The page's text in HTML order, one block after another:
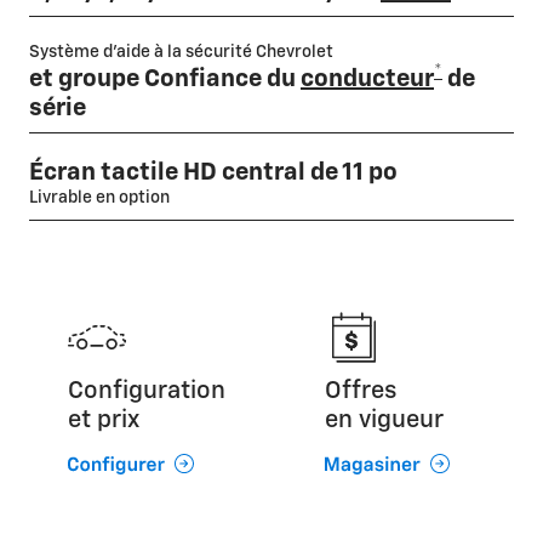
Système d'aide à la sécurité Chevrolet
et groupe Confiance du conducteur* de
série
Écran tactile HD central de 11 po
Livrable en option
Configuration
et prix
Offres
en vigueur